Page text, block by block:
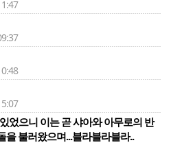
었으니 이는 곧 샤아와 아무로의 반
을 불러왔으며...블라블라블라..